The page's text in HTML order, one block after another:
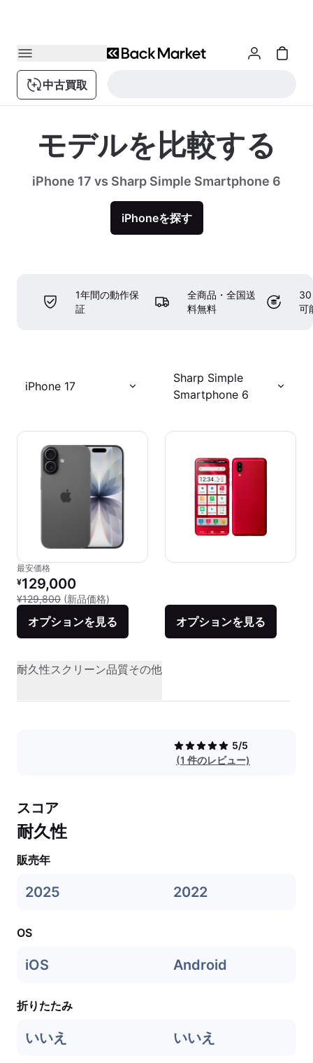
中古買取
モデルを比較する
iPhone 17 vs Sharp Simple Smartphone 6
iPhoneを探す
1年間の動作保
証
全商品・全国送
料無料
30
可
iPhone 17
Sharp Simple
Smartphone 6
最安価格
リファービッシュ品の価格：
¥129,000
¥129,800 (新品価格)
オプションを見る オプションを見る
耐久性スクリーン品質その他
5/5
(1 件のレビュー)
スコア
耐久性
販売年
2025 2022
OS
iOS Android
折りたたみ
いいえ いいえ